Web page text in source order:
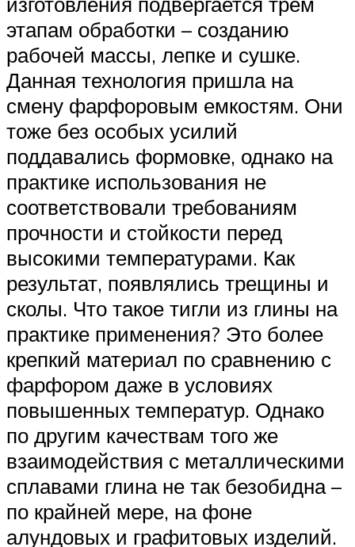
этапам обработки – созданию
рабочей массы, лепке и сушке.
Данная технология пришла на
смену фарфоровым емкостям. Они
тоже без особых усилий
поддавались формовке, однако на
практике использования не
соответствовали требованиям
прочности и стойкости перед
высокими температурами. Как
результат, появлялись трещины и
сколы. Что такое тигли из глины на
практике применения? Это более
крепкий материал по сравнению с
фарфором даже в условиях
повышенных температур. Однако
по другим качествам того же
взаимодействия с металлическими
сплавами глина не так безобидна –
по крайней мере, на фоне
алундовых и графитовых изделий.